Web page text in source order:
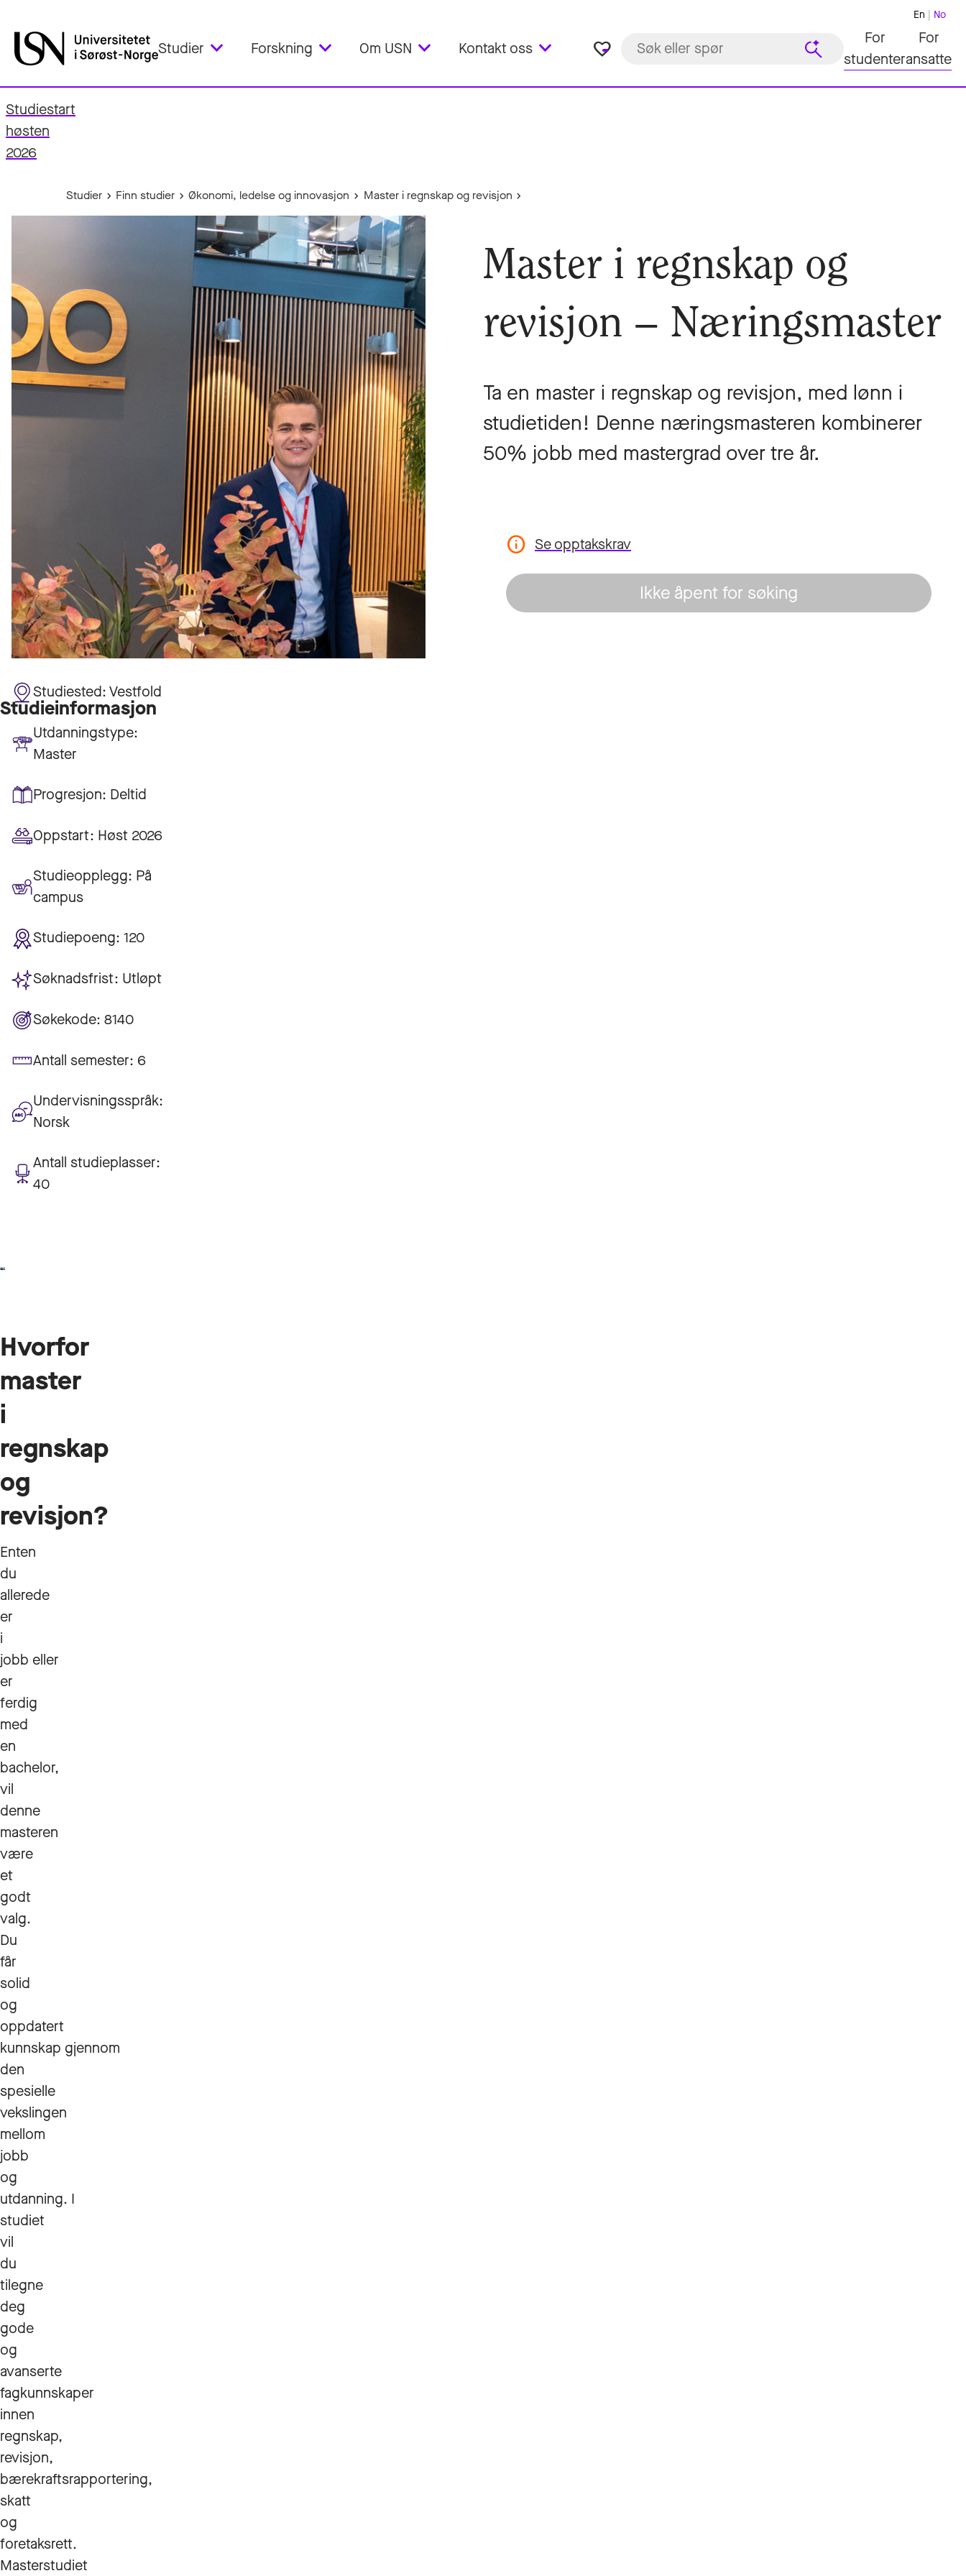
Studier Forskning Om USN Kontakt oss favorite_border
En No
For
studenter
For
ansatte
Studiestart
høsten
2026
Studier Finn studier Økonomi, ledelse og innovasjon Master i regnskap og revisjon
Master i regnskap og
revisjon – Næringsmaster
Ta en master i regnskap og revisjon, med lønn i
studietiden! Denne næringsmasteren kombinerer
50% jobb med mastergrad over tre år.
Se opptakskrav
Ikke åpent for søking
Studieinformasjon
Studiested:Vestfold
Utdanningstype:
Master
Progresjon: Deltid
Oppstart: Høst 2026
Studieopplegg: På
campus
Studiepoeng: 120
Søknadsfrist: Utløpt
Søkekode: 8140
Antall semester: 6
Undervisningsspråk:
Norsk
Antall studieplasser:
40
Hvorfor
master
i
regnskap
og
revisjon?
Enten
du
allerede
er
i
jobb eller
er
ferdig
med
en
bachelor,
vil
denne
masteren
være
et
godt
valg.
Du
får
solid
og
oppdatert
kunnskap gjennom
den
spesielle
vekslingen
mellom
jobb
og
utdanning. I
studiet
vil
du
tilegne
deg
gode
og
avanserte
fagkunnskaper
innen
regnskap,
revisjon,
bærekraftsrapportering,
skatt
og
foretaksrett.
Masterstudiet